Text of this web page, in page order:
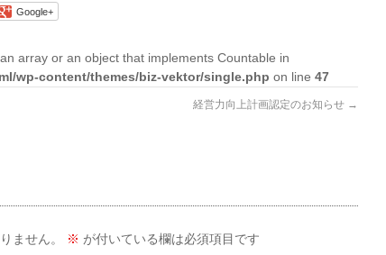
Google+
array or an object that implements Countable in
wp-content/themes/biz-vektor/single.php on line 47
経営力向上計画認定のお知らせ →
ません。 ※ が付いている欄は必須項目です